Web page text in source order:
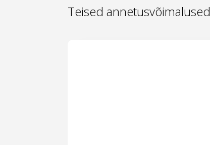
Teised annetusvõimalused